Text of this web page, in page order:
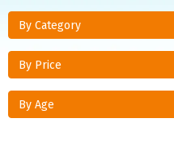
By Category
By Price
By Age